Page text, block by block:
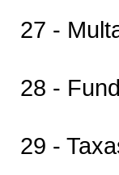
27 -
28 -
29 -